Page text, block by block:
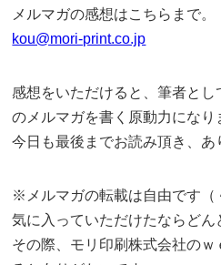
メルマガの感想はこちらまで。
kou@mori-print.co.jp
感想をいただけると、筆者と
のメルマガを書く原動力になり
今日も最後までお読み頂き、あ
※メルマガの転載は自由です（
気に入っていただけたならどん
その際、モリ印刷株式会社の